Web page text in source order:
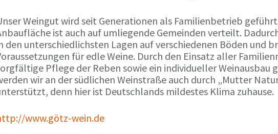
Weingut wird seit Generationen als Familienbetrieb
ist auch auf umliegende Gemeinden verteilt.
den unterschiedlichsten Lagen auf verschiedenen Böden und
für edle Weine. Durch den Einsatz aller
Pflege der Reben sowie ein individueller Weinausbau
wir an der südlichen Weinstraße auch durch „Mutter
denn hier ist Deutschlands mildestes Klima zuhause.
www.götz-wein.de